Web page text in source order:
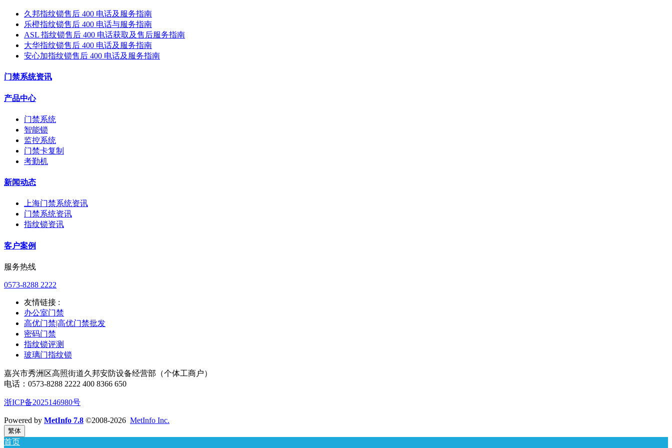
久邦指纹锁售后 400 电话及服务指南
乐橙指纹锁售后 400 电话与服务指南
ASL 指纹锁售后 400 电话获取及售后服务指南
大华指纹锁售后 400 电话及服务指南
安心加指纹锁售后 400 电话及服务指南
门禁系统资讯
产品中心
门禁系统
智能锁
监控系统
门禁卡复制
考勤机
新闻动态
上海门禁系统资讯
门禁系统资讯
指纹锁资讯
客户案例
服务热线
0573-8288 2222
友情链接 :
办公室门禁
高优门禁|高优门禁批发
密码门禁
指纹锁评测
玻璃门指纹锁
嘉兴市秀洲区高照街道久邦安防设备经营部（个体工商户）
电话：0573-8288 2222 400 8366 650
浙ICP备2025146980号
Powered by MetInfo 7.8 ©2008-2026 MetInfo Inc.
繁体
首页